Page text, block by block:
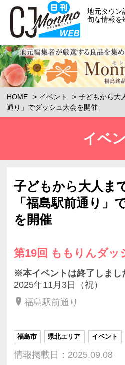
地元タウン
旬な情報を
HOME イベント
子どもから大
通り」でダッシュ大会を開催
イベ
子どもから大人ま
「福島駅前通り」
を開催
第19回 ももりんダッ
※本イベントは終了しまし
2025年11月3日（祝）
福島駅前通り
福島市 県北エリア イベント
情報掲載日：2025.09.08